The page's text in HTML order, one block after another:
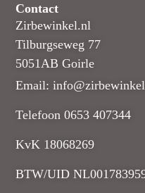
Contact
Zirbewinkel.nl
Tilburgseweg 77
5051AB Goirle
Email:
Telefoon 0653 407344
KvK 18068269
BTW/UID